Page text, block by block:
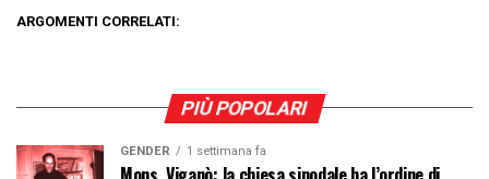
ARGOMENTI CORRELATI:
PIÙ POPOLARI
GENDER 1 settimana fa